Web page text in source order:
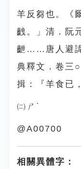
羊反芻也。《
齥。」清．阮
齛……唐人避
典釋文．卷三
揖：『羊食已
㈡ㄕˋ
@A00700
相關異體字：